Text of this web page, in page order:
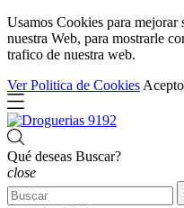
Usamos Cookies para mejorar
nuestra Web, para mostrarle
trafico de nuestra web.
Ver Politica de Cookies Acepto
Qué deseas Buscar?
close